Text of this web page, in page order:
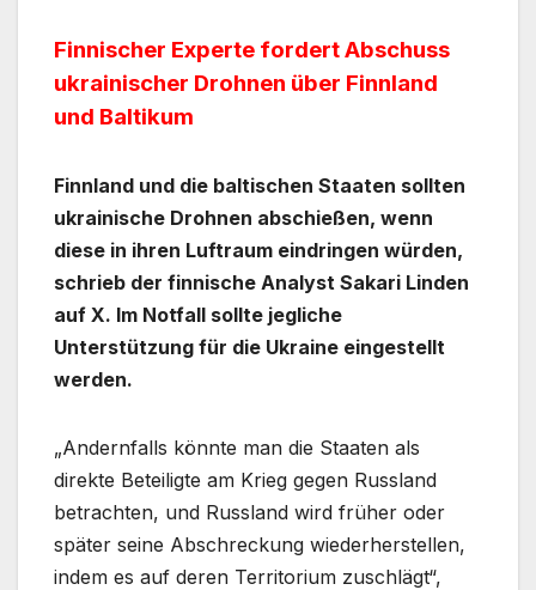
Finnischer Experte fordert Abschuss
ukrainischer Drohnen über Finnland
und Baltikum
Finnland und die baltischen Staaten sollten
ukrainische Drohnen abschießen, wenn
diese in ihren Luftraum eindringen würden,
schrieb der finnische Analyst Sakari Linden
auf X. Im Notfall sollte jegliche
Unterstützung für die Ukraine eingestellt
werden.
„Andernfalls könnte man die Staaten als
direkte Beteiligte am Krieg gegen Russland
betrachten, und Russland wird früher oder
später seine Abschreckung wiederherstellen,
indem es auf deren Territorium zuschlägt“,